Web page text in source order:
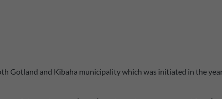
Gotland and Kibaha municipality which was initiated in the